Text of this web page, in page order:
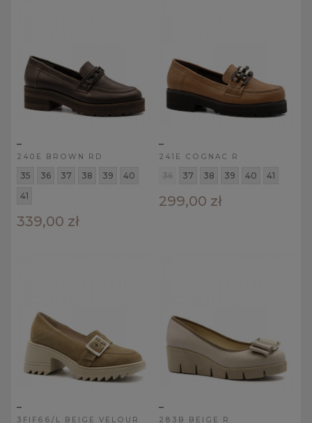
240E BROWN RD
35 36 37 38 39
40
41
339,00 zł
241E COGNAC R
36 37 38 39 40 41
299,00 zł
3FIF66/L BEIGE VELOUR 283B BEIGE R